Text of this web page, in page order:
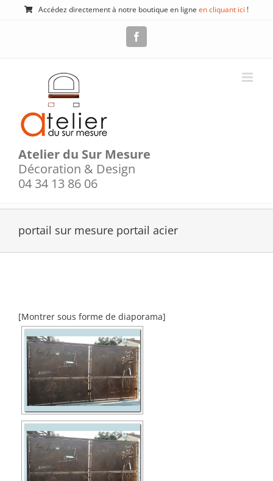
Passer
Accédez directement à notre boutique en ligne en cliquant ici !
Atelier du Sur Mesure
Décoration & Design
04 34 13 86 06
portail sur mesure portail acier
[Montrer sous forme de diaporama]